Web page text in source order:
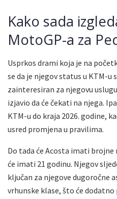
Kako sada
MotoGP-a za
Usprkos drami koja je na
se da je njegov status u KTM-u
zainteresiran za njegovu
izjavio da će čekati na njega.
KTM-u do kraja 2026. godine,
usred promjena u pravilima.
Do tada će Acosta imati
će imati 21 godinu. Njegov
ključan za njegove dugoročne
vrhunske klase, što će